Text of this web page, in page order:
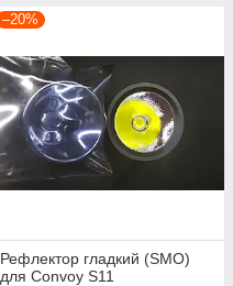
–20%
Рефлектор гладкий (SMO)
для Convoy S11